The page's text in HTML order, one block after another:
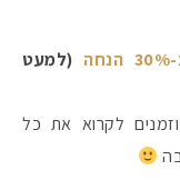
(למעט
לקרוא את כל